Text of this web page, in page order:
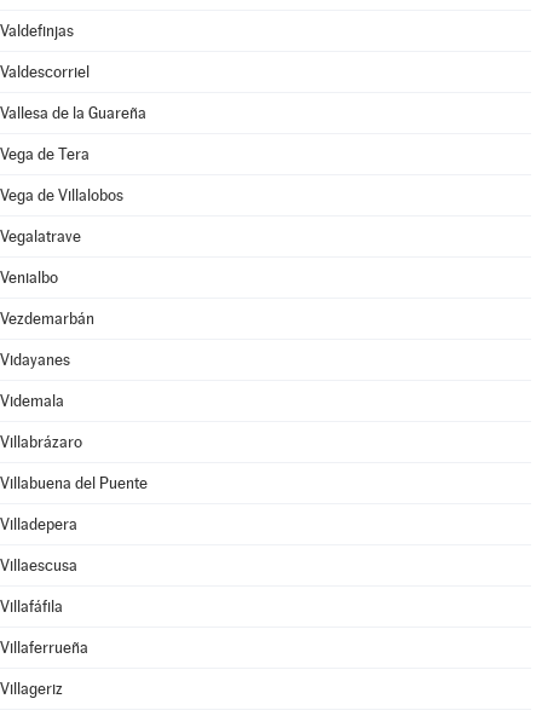
Valdefinjas
Valdescorriel
Vallesa de la Guareña
Vega de Tera
Vega de Villalobos
Vegalatrave
Venialbo
Vezdemarbán
Vidayanes
Videmala
Villabrázaro
Villabuena del Puente
Villadepera
Villaescusa
Villafáfila
Villaferrueña
Villageriz